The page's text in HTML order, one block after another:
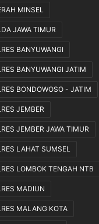
MINSEL
JAWA TIMUR
BANYUWANGI
BANYUWANGI JATIM
BONDOWOSO - JATIM
JEMBER
JEMBER JAWA TIMUR
LAHAT SUMSEL
LOMBOK TENGAH NTB
MADIUN
MALANG KOTA